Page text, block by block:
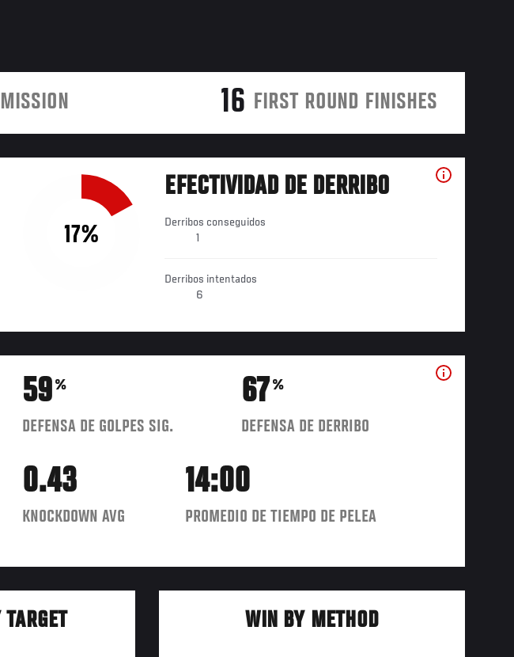
16 FIRST ROUND FINISHES
17%
EFECTIVIDAD DE DERRIBO
Derribos conseguidos
1
Derribos intentados
6
59%
DEFENSA DE GOLPES SIG.
67 %
DEFENSA DE DERRIBO
0.43
KNOCKDOWN AVG
14:00
PROMEDIO DE TIEMPO DE PELEA
WIN BY METHOD